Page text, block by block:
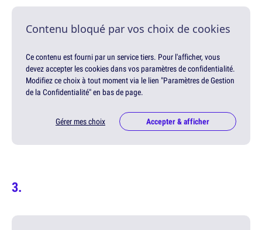
Contenu bloqué par vos choix de cookies
Ce contenu est fourni par un service tiers. Pour l'afficher, vous
devez accepter les cookies dans vos paramètres de confidentialité.
Modifiez ce choix à tout moment via le lien "Paramètres de Gestion
de la Confidentialité" en bas de page.
Gérer mes choix Accepter & afficher